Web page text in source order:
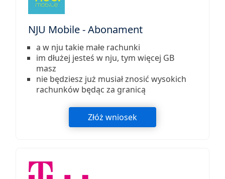
NJU Mobile - Abonament
a w nju takie małe rachunki
im dłużej jesteś w nju, tym więcej GB
masz
nie będziesz już musiał znosić wysokich
rachunków będąc za granicą
Złóż wniosek